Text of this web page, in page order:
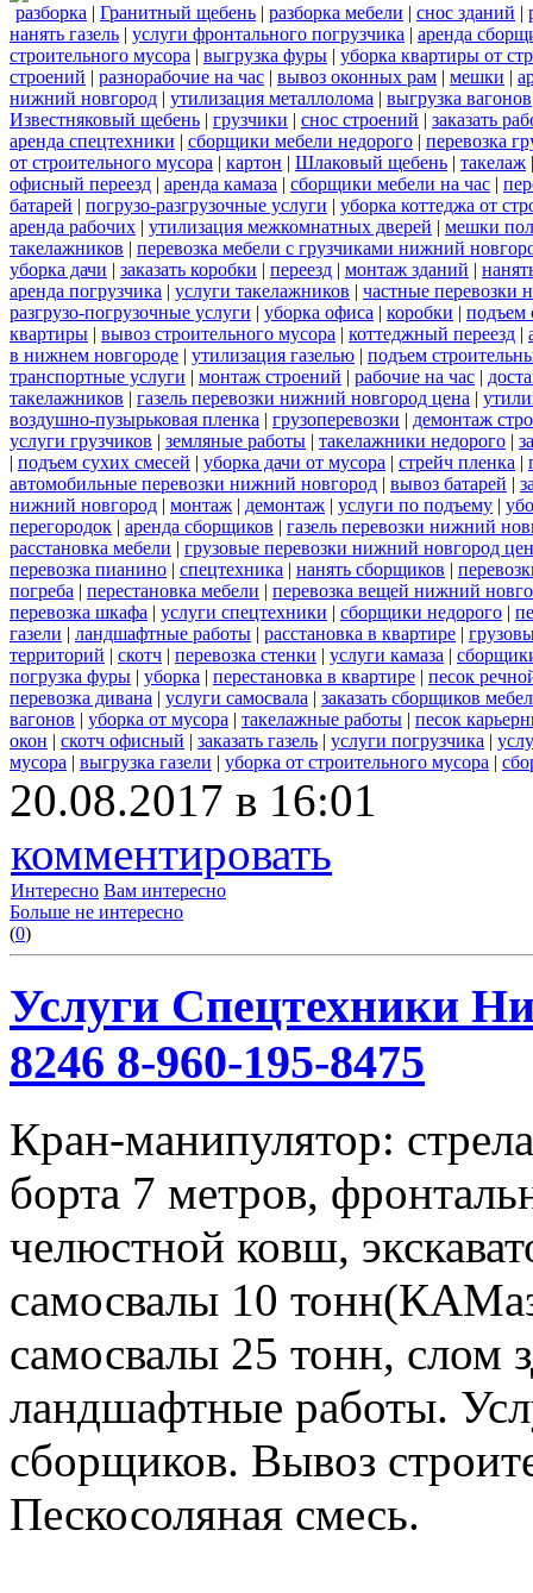
разборка | Гранитный щебень | разборка мебели | снос зданий |
нанять газель | услуги фронтального погрузчика | аренда
строительного мусора | выгрузка фуры | уборка квартиры от
строений | разнорабочие на час | вывоз оконных рам | мешки |
нижний новгород | утилизация металлолома | выгрузка вагонов
Известняковый щебень | грузчики | снос строений | заказать
аренда спецтехники | сборщики мебели недорого | перевозка
от строительного мусора | картон | Шлаковый щебень | такелаж
офисный переезд | аренда камаза | сборщики мебели на час |
батарей | погрузо-разгрузочные услуги | уборка коттеджа от
аренда рабочих | утилизация межкомнатных дверей | мешки
такелажников | перевозка мебели с грузчиками нижний
уборка дачи | заказать коробки | переезд | монтаж зданий |
аренда погрузчика | услуги такелажников | частные перевозки
разгрузо-погрузочные услуги | уборка офиса | коробки | подъем
квартиры | вывоз строительного мусора | коттеджный переезд |
в нижнем новгороде | утилизация газелью | подъем
транспортные услуги | монтаж строений | рабочие на час |
такелажников | газель перевозки нижний новгород цена |
воздушно-пузырьковая пленка | грузоперевозки | демонтаж
услуги грузчиков | земляные работы | такелажники недорого |
| подъем сухих смесей | уборка дачи от мусора | стрейч пленка |
автомобильные перевозки нижний новгород | вывоз батарей |
нижний новгород | монтаж | демонтаж | услуги по подъему |
перегородок | аренда сборщиков | газель перевозки нижний
расстановка мебели | грузовые перевозки нижний новгород
перевозка пианино | спецтехника | нанять сборщиков |
погреба | перестановка мебели | перевозка вещей нижний
перевозка шкафа | услуги спецтехники | сборщики недорого |
газели | ландшафтные работы | расстановка в квартире |
территорий | скотч | перевозка стенки | услуги камаза |
погрузка фуры | уборка | перестановка в квартире | песок
перевозка дивана | услуги самосвала | заказать сборщиков
вагонов | уборка от мусора | такелажные работы | песок
окон | скотч офисный | заказать газель | услуги погрузчика |
мусора | выгрузка газели | уборка от строительного мусора |
20.08.2017 в 16:01
комментировать
Интересно Вам интересно
Больше не интересно
(0)
Услуги Спецтехники
8246 8-960-195-8475
Кран-манипулятор:
борта 7 метров,
челюстной ковш,
самосвалы 10
самосвалы 25 тонн, слом
ландшафтные работы.
сборщиков. Вывоз
Пескосоляная смесь.